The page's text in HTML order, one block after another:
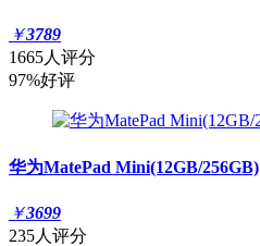
￥3789
1665人评分
97%好评
华为MatePad Mini(12GB/256GB)
￥3699
235人评分